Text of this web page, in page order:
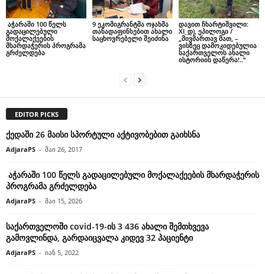
აჭარაში 100 წელს
გადაცილებული
მოქალაქეების
მხარდაჭერის პროგრამა
გრძელდება
9 ეკომიგრანტმა ოჯახმა
თანადაფინსებით ახალი
საცხოვრებელი შეიძინა
დავით ჩხარტიშვილი:
XI_დ), ეპილოგი /
„მივმართავ მათ, –
ვისზეც დამოკიდებულია
საქართველოს ახალი
ისტორიის დაწერა!..“
EDITOR PICKS
ქედაში 26 მაისი სპორტული აქტივობებით გაიხსნა
AdjaraPS - მაი 26, 2017
აჭარაში 100 წელს გადაცილებული მოქალაქეების მხარდაჭერის
პროგრამა გრძელდება
AdjaraPS - მაი 15, 2026
საქართველოში covid-19-ის 3 436 ახალი შემთხვევა
გამოვლინდა, გარდაიცვალა კიდევ 32 პაციენტი
AdjaraPS - იან 5, 2022